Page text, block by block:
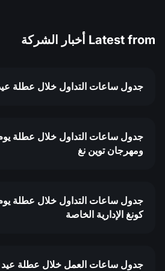
Latest from أخبار الشركة
جدول ساعات التداول خلال عطلة عيد
جدول ساعات التداول خلال عطلة يوم
ومهرجان توين نغ
جدول ساعات التداول خلال عطلة
كونغ الإدارية الخاصة
جدول ساعات العمل خلال عطلة عيد